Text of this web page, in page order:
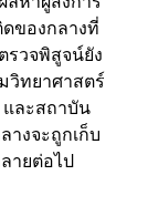
ของกลางที่
รวจพิสูจน์ยัง
วิทยาศาสตร์
ละสถาบัน
างจะถูกเก็บ
ายต่อไป